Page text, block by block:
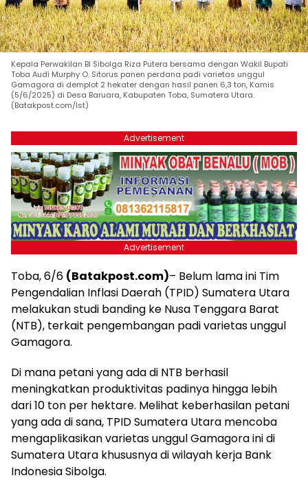
Kepala Perwakilan BI Sibolga Riza Putera bersama dengan Wakil Bupati
Toba Audi Murphy O. Sitorus panen perdana padi varietas unggul
Gamagora di demplot 2 hekater dengan hasil panen 6,3 ton, Kamis
(5/6/2025) di Desa Baruara, Kabupaten Toba, Sumatera Utara.
(Batakpost.com/Ist)
Advertisement
Advertisement
Toba, 6/6 (Batakpost.com)– Belum lama ini Tim
Pengendalian Inflasi Daerah (TPID) Sumatera Utara
melakukan studi banding ke Nusa Tenggara Barat
(NTB), terkait pengembangan padi varietas unggul
Gamagora.
Di mana petani yang ada di NTB berhasil
meningkatkan produktivitas padinya hingga lebih
dari 10 ton per hektare. Melihat keberhasilan petani
yang ada di sana, TPID Sumatera Utara mencoba
mengaplikasikan varietas unggul Gamagora ini di
Sumatera Utara khususnya di wilayah kerja Bank
Indonesia Sibolga.